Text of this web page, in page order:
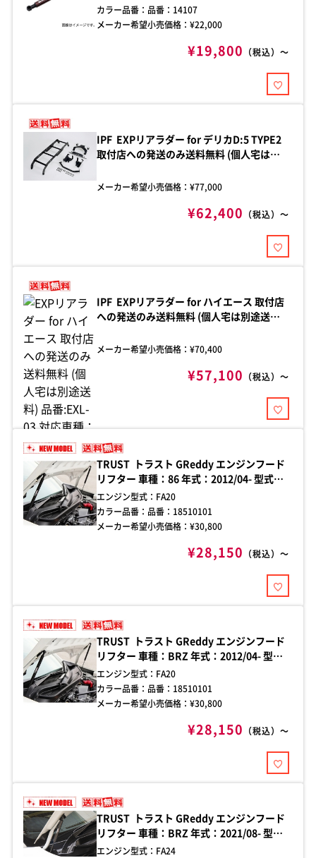
ド開閉時の煩わしさを解消する、車種別フ
ードダンパー。加工不要のボルトオン設計
カラー品番： 品番：14107
メーカー希望小売価格：¥22,000
¥19,800 （税込）～
IPF EXPリアラダー for デリカD:5 TYPE2
取付店への発送のみ送料無料 (個人宅は別
カD:5 型式：CV型 W型 年式：H19.01 ～ サ
トを使用することによりデザイン性と拡張
ります。重量わずか5.0kg アルミボディに
メーカー希望小売価格：¥77,000
¥62,400 （税込）～
IPF EXPリアラダー for ハイエース 取付店
への発送のみ送料無料 (個人宅は別途送料)
ディ 型式：200系 年式：H16.08～ サイド
使用することによりデザイン性と拡張性を
す。重量わずか4.0kg アルミボディにより
メーカー希望小売価格：¥70,400
¥57,100 （税込）～
TRUST トラスト GReddy エンジンフード
リフター 車種：86 年式：2012/04- 型式：
ZN6 純正ボンネット用
エンジン型式： FA20
カラー品番： 品番：18510101
メーカー希望小売価格：¥30,800
¥28,150 （税込）～
TRUST トラスト GReddy エンジンフード
リフター 車種：BRZ 年式：2012/04- 型
式：ZC6 純正ボンネット用
エンジン型式： FA20
カラー品番： 品番：18510101
メーカー希望小売価格：¥30,800
¥28,150 （税込）～
TRUST トラスト GReddy エンジンフード
リフター 車種：BRZ 年式：2021/08- 型
式：ZD8 純正ボンネット用
エンジン型式： FA24